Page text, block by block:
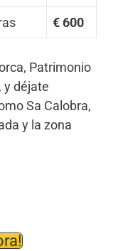
€ 600
Patrimonio
y déjate
Sa Calobra,
y la zona